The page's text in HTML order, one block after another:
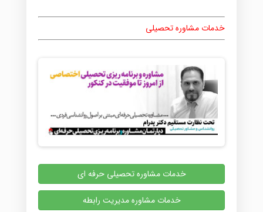
خدمات مشاوره تحصیلی
خدمات مشاوره تحصیلی حرفه ای
خدمات مشاوره مدیریت رابطه